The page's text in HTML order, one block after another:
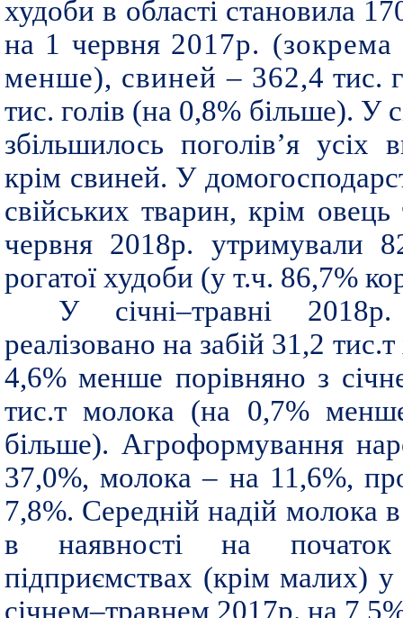
худоби в області становила
на 1 червня 2017р. (зокрема
менше), свиней – 362,4 тис.
тис. голів (на 0,8% більше). У
збільшилось поголів’я усіх
крім свиней. У
свійських тварин, крім
червня 2018р. утримували
рогатої худоби (у т.ч. 86,7%
У січні–травні
реалізовано на забій 31,2
4,6% менше порівняно з
тис.т молока (на 0,7%
більше). Агроформування
37,0%, молока – на 11,6%,
7,8%. Середній надій молока
в наявності на початок
підприємствах (крім малих) у
січнем–травнем 2017р. на